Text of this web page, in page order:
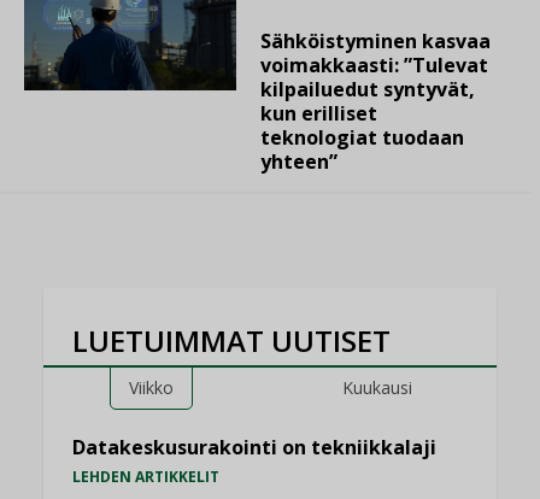
Sähköistyminen kasvaa
voimakkaasti: ”Tulevat
kilpailuedut syntyvät,
kun erilliset
teknologiat tuodaan
yhteen”
LUETUIMMAT UUTISET
Viikko Kuukausi
Datakeskusurakointi on tekniikkalaji
LEHDEN ARTIKKELIT